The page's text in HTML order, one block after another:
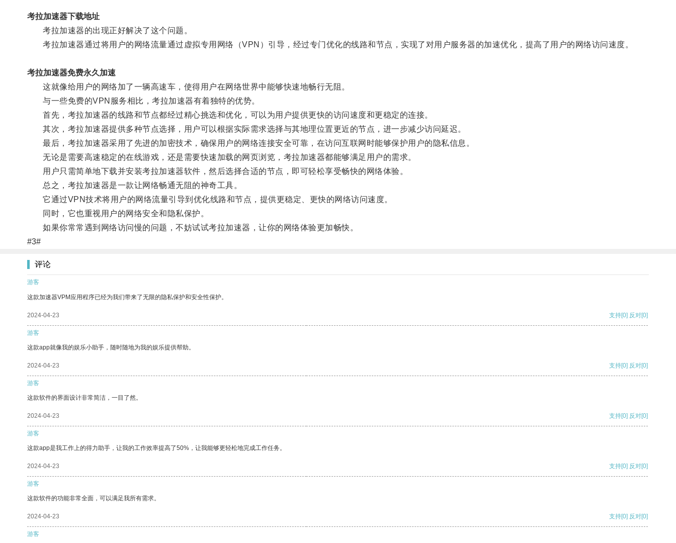
考拉加速器下载地址
考拉加速器的出现正好解决了这个问题。
考拉加速器通过将用户的网络流量通过虚拟专用网络（VPN）引导，经过专门优化的线路和节点，实现了对用户服务器的加速优化，提高了用户的网络访问速度。
考拉加速器免费永久加速
这就像给用户的网络加了一辆高速车，使得用户在网络世界中能够快速地畅行无阻。
与一些免费的VPN服务相比，考拉加速器有着独特的优势。
首先，考拉加速器的线路和节点都经过精心挑选和优化，可以为用户提供更快的访问速度和更稳定的连接。
其次，考拉加速器提供多种节点选择，用户可以根据实际需求选择与其地理位置更近的节点，进一步减少访问延迟。
最后，考拉加速器采用了先进的加密技术，确保用户的网络连接安全可靠，在访问互联网时能够保护用户的隐私信息。
无论是需要高速稳定的在线游戏，还是需要快速加载的网页浏览，考拉加速器都能够满足用户的需求。
用户只需简单地下载并安装考拉加速器软件，然后选择合适的节点，即可轻松享受畅快的网络体验。
总之，考拉加速器是一款让网络畅通无阻的神奇工具。
它通过VPN技术将用户的网络流量引导到优化线路和节点，提供更稳定、更快的网络访问速度。
同时，它也重视用户的网络安全和隐私保护。
如果你常常遇到网络访问慢的问题，不妨试试考拉加速器，让你的网络体验更加畅快。
#3#
评论
游客
这款加速器VPM应用程序已经为我们带来了无限的隐私保护和安全性保护。
2024-04-23 支持[0] 反对[0]
游客
这款app就像我的娱乐小助手，随时随地为我的娱乐提供帮助。
2024-04-23 支持[0] 反对[0]
游客
这款软件的界面设计非常简洁，一目了然。
2024-04-23 支持[0] 反对[0]
游客
这款app是我工作上的得力助手，让我的工作效率提高了50%，让我能够更轻松地完成工作任务。
2024-04-23 支持[0] 反对[0]
游客
这款软件的功能非常全面，可以满足我所有需求。
2024-04-23 支持[0] 反对[0]
游客